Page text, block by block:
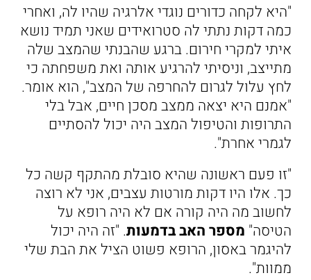
"היא לקחה כדורים נוגדי אלרגיה שהיו לה, ואחרי
כמה דקות נתתי לה סטרואידים שאני תמיד נושא
איתי למקרי חירום. ברגע שהבנתי שהמצב שלה
מתייצב, וניסיתי להרגיע אותה ואת משפחתה כי
לחץ עלול לגרום להחרפה של המצב", הוא אומר.
"אמנם היא יצאה ממצב מסכן חיים, אבל בלי
התרופות והטיפול המצב היה יכול להסתיים
לגמרי אחרת".
"זו פעם ראשונה שהיא סובלת מהתקף קשה כל
כך. אלו היו דקות מורטות עצבים, אני לא רוצה
לחשוב מה היה קורה אם לא היה רופא על
הטיסה" מספר האב בדמעות. "זה היה יכול
להיגמר באסון, הרופא פשוט הציל את הבת שלי
ממוות".